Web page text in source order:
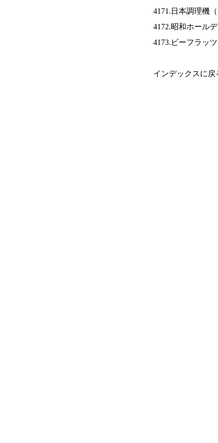
4171.日本調理機（
4172.昭和ホール
4173.ビーフラッ
インデックスに戻